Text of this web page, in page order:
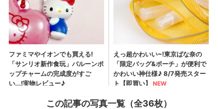
この記事の写真一覧（全36枚）